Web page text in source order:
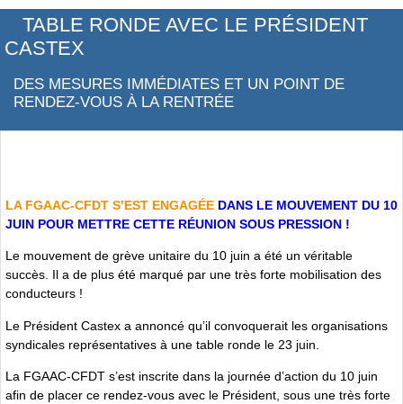
TABLE RONDE AVEC LE PRÉSIDENT
CASTEX
DES MESURES IMMÉDIATES ET UN POINT DE
RENDEZ-VOUS À LA RENTRÉE
LA FGAAC-CFDT S’EST ENGAGÉE DANS LE MOUVEMENT DU 10
JUIN POUR METTRE CETTE RÉUNION SOUS PRESSION !
Le mouvement de grève unitaire du 10 juin a été un véritable
succès. Il a de plus été marqué par une très forte mobilisation des
conducteurs !
Le Président Castex a annoncé qu’il convoquerait les organisations
syndicales représentatives à une table ronde le 23 juin.
La FGAAC-CFDT s’est inscrite dans la journée d’action du 10 juin
afin de placer ce rendez-vous avec le Président, sous une très forte